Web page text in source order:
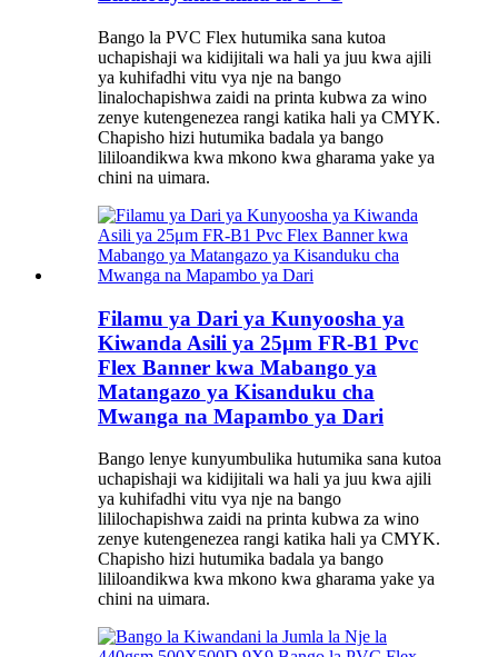
Bango la PVC Flex hutumika sana kutoa
uchapishaji wa kidijitali wa hali ya juu kwa ajili
ya kuhifadhi vitu vya nje na bango
linalochapishwa zaidi na printa kubwa za wino
zenye kutengenezea rangi katika hali ya CMYK.
Chapisho hizi hutumika badala ya bango
lililoandikwa kwa mkono kwa gharama yake ya
chini na uimara.
Filamu ya Dari ya Kunyoosha ya
Kiwanda Asili ya 25μm FR-B1 Pvc
Flex Banner kwa Mabango ya
Matangazo ya Kisanduku cha
Mwanga na Mapambo ya Dari
Bango lenye kunyumbulika hutumika sana kutoa
uchapishaji wa kidijitali wa hali ya juu kwa ajili
ya kuhifadhi vitu vya nje na bango
lililochapishwa zaidi na printa kubwa za wino
zenye kutengenezea rangi katika hali ya CMYK.
Chapisho hizi hutumika badala ya bango
lililoandikwa kwa mkono kwa gharama yake ya
chini na uimara.